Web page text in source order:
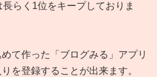
らく1位をキープしておりま
て作った「ブログみる」アプリ
を登録することが出来ます。